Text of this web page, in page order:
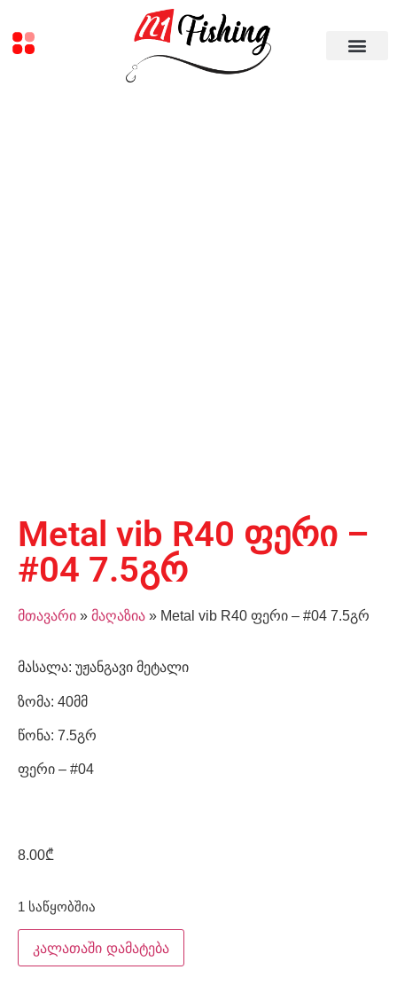
Metal vib R40 ფერი –
#04 7.5გრ
მთავარი » მაღაზია » Metal vib R40 ფერი – #04 7.5გრ
მასალა: უჟანგავი მეტალი
ზომა: 40მმ
წონა: 7.5გრ
ფერი – #04
8.00₾
1 საწყობშია
კალათაში დამატება